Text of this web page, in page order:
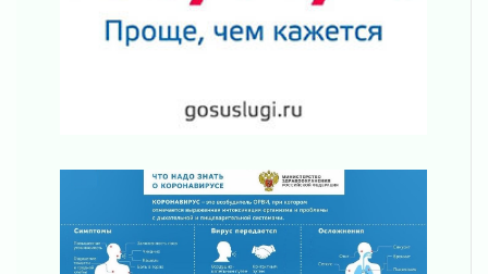
Жителям Ленобласти напомнили, как
действовать при укусе клеща
граждан Ленинградской области
Километровые столбы «Дороги жизни»
отправили на реставрацию
02 августа 2026